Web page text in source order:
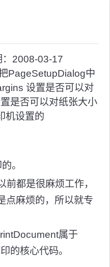
期：2008-03-17
PageSetupDialog中
设置是否可以对
是否可以对纸张大小
机设置的
。
都是很麻烦工作，
点麻烦的，所以就专
属于
印的核心代码。